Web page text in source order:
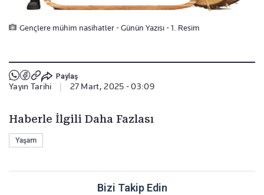
Gençlere mühim nasihatler - Günün Yazısı - 1. Resim
Paylaş
Yayın Tarihi 27 Mart, 2025 - 03:09
Haberle İlgili Daha Fazlası
Yaşam
Bizi Takip Edin